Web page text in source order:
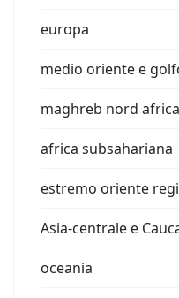
europa
medio oriente e
maghreb nord africa
africa subsahariana
estremo oriente
Asia-centrale e
oceania